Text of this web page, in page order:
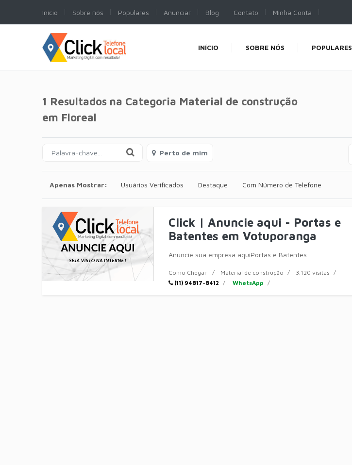
Início Sobre nós Populares Anunciar Blog Contato Minha Conta
INÍCIO SOBRE NÓS POPULARES
1 Resultados na Categoria Material de construção
em Floreal
Perto de mim
Apenas Mostrar: Usuários Verificados Destaque Com Número de Telefone
Click | Anuncie aqui - Portas e
Batentes em Votuporanga
Anuncie sua empresa aquiPortas e Batentes
Como Chegar Material de construção
3.120 visitas
(11) 94817-8412
WhatsApp